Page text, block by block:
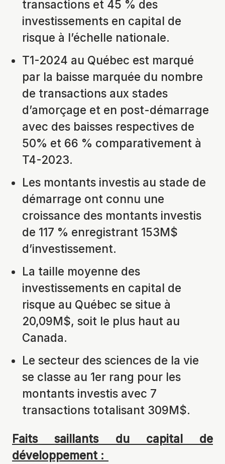
transactions et 45 % des
investissements en capital de
risque à l’échelle nationale.
T1-2024 au Québec est marqué
par la baisse marquée du nombre
de transactions aux stades
d’amorçage et en post-démarrage
avec des baisses respectives de
50% et 66 % comparativement à
T4-2023.
Les montants investis au stade de
démarrage ont connu une
croissance des montants investis
de 117 % enregistrant 153M$
d’investissement.
La taille moyenne des
investissements en capital de
risque au Québec se situe à
20,09M$, soit le plus haut au
Canada.
Le secteur des sciences de la vie
se classe au 1er rang pour les
montants investis avec 7
transactions totalisant 309M$.
Faits saillants du capital de
développement :